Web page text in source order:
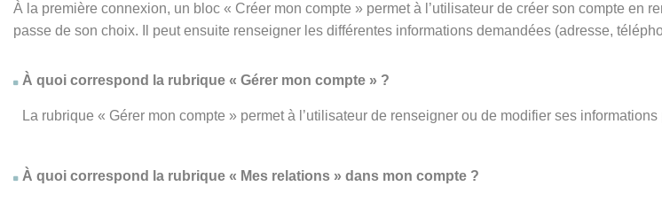
À la première connexion, un bloc « Créer mon compte » permet à l’utilisateur de créer son compte en
passe de son choix. Il peut ensuite renseigner les différentes informations demandées (adresse,
À quoi correspond la rubrique « Gérer mon compte » ?
La rubrique « Gérer mon compte » permet à l’utilisateur de renseigner ou de modifier ses
À quoi correspond la rubrique « Mes relations » dans mon compte ?